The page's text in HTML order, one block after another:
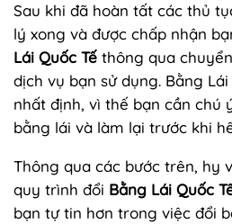
Sau khi đã hoàn tất các thủ
lý xong và được chấp nhận
Lái Quốc Tế thông qua
dịch vụ bạn sử dụng. Bằng
nhất định, vì thế bạn cần chú
bằng lái và làm lại trước khi
Thông qua các bước trên, hy
quy trình đổi Bằng Lái Quốc
bạn tự tin hơn trong việc đổi